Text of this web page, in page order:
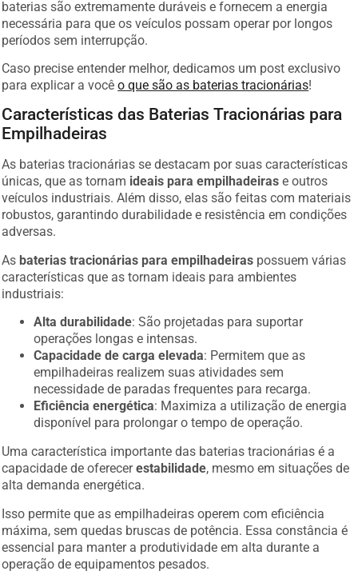
necessária para que os veículos possam operar por longos
períodos sem interrupção.
Caso precise entender melhor, dedicamos um post exclusivo
para explicar a vocêo que são as baterias tracionárias!
Características das Baterias Tracionárias para
Empilhadeiras
As baterias tracionárias se destacam por suas características
únicas, que as tornam ideais para empilhadeiras e outros
veículos industriais. Além disso, elas são feitas com materiais
robustos, garantindo durabilidade e resistência em condições
adversas.
As baterias tracionárias para empilhadeiras possuem várias
características que as tornam ideais para ambientes
industriais:
Alta durabilidade: São projetadas para suportar
operações longas e intensas.
Capacidade de carga elevada: Permitem que as
empilhadeiras realizem suas atividades sem
necessidade de paradas frequentes para recarga.
Eficiência energética: Maximiza a utilização de energia
disponível para prolongar o tempo de operação.
Uma característica importante das baterias tracionárias é a
capacidade de oferecerestabilidade , mesmo em situações de
alta demanda energética.
Isso permite que as empilhadeiras operem com eficiência
máxima, sem quedas bruscas de potência. Essa constância é
essencial para manter a produtividade em alta durante a
operação de equipamentos pesados.